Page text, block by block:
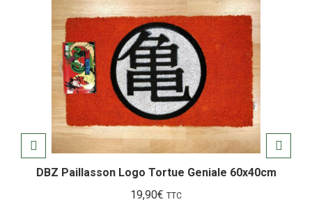
DBZ Paillasson Logo Tortue Geniale 60x40cm
19,90€ TTC